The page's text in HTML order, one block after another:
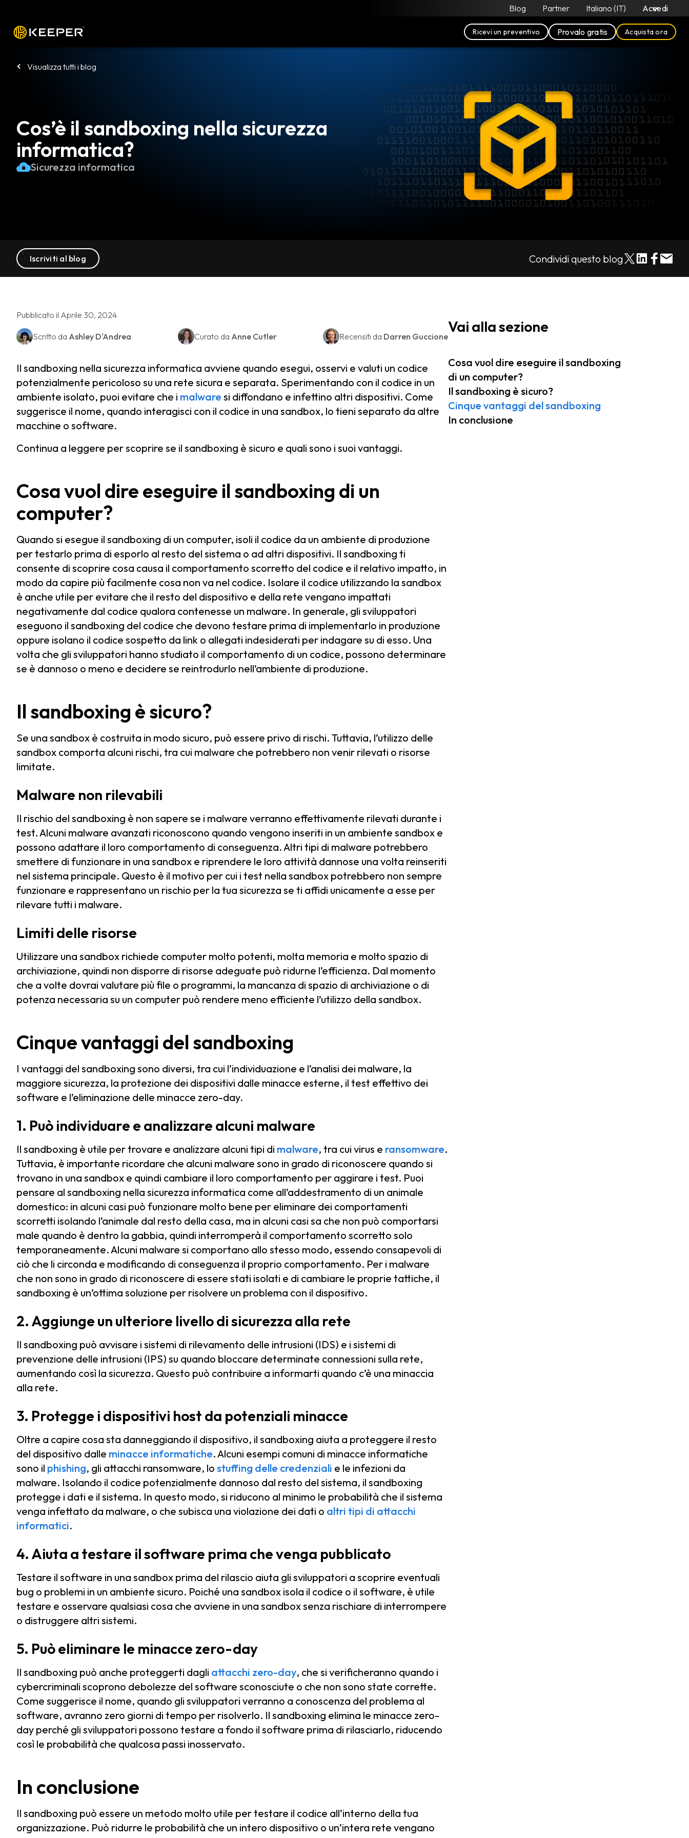
Blog Partner Italiano (IT) Accedi
Ricevi un preventivo Provalo gratis Acquista ora
Visualizza tutti i blog
Cos’è il sandboxing nella sicurezza
informatica?
Sicurezza informatica
Iscriviti al blog Condividi questo blog
Pubblicato il Aprile 30, 2024
Scritto da Ashley D'Andrea Curato da Anne Cutler Recensiti da Darren Guccione
Il sandboxing nella sicurezza informatica avviene quando esegui, osservi e valuti un codice
potenzialmente pericoloso su una rete sicura e separata. Sperimentando con il codice in un
ambiente isolato, puoi evitare che i malware si diffondano e infettino altri dispositivi. Come
suggerisce il nome, quando interagisci con il codice in una sandbox, lo tieni separato da altre
macchine o software.
Continua a leggere per scoprire se il sandboxing è sicuro e quali sono i suoi vantaggi.
Cosa vuol dire eseguire il sandboxing di un
computer?
Quando si esegue il sandboxing di un computer, isoli il codice da un ambiente di produzione
per testarlo prima di esporlo al resto del sistema o ad altri dispositivi. Il sandboxing ti
consente di scoprire cosa causa il comportamento scorretto del codice e il relativo impatto, in
modo da capire più facilmente cosa non va nel codice. Isolare il codice utilizzando la sandbox
è anche utile per evitare che il resto del dispositivo e della rete vengano impattati
negativamente dal codice qualora contenesse un malware. In generale, gli sviluppatori
eseguono il sandboxing del codice che devono testare prima di implementarlo in produzione
oppure isolano il codice sospetto da link o allegati indesiderati per indagare su di esso. Una
volta che gli sviluppatori hanno studiato il comportamento di un codice, possono determinare
se è dannoso o meno e decidere se reintrodurlo nell’ambiente di produzione.
Il sandboxing è sicuro?
Se una sandbox è costruita in modo sicuro, può essere privo di rischi. Tuttavia, l’utilizzo delle
sandbox comporta alcuni rischi, tra cui malware che potrebbero non venir rilevati o risorse
limitate.
Malware non rilevabili
Il rischio del sandboxing è non sapere se i malware verranno effettivamente rilevati durante i
test. Alcuni malware avanzati riconoscono quando vengono inseriti in un ambiente sandbox e
possono adattare il loro comportamento di conseguenza. Altri tipi di malware potrebbero
smettere di funzionare in una sandbox e riprendere le loro attività dannose una volta reinseriti
nel sistema principale. Questo è il motivo per cui i test nella sandbox potrebbero non sempre
funzionare e rappresentano un rischio per la tua sicurezza se ti affidi unicamente a esse per
rilevare tutti i malware.
Limiti delle risorse
Utilizzare una sandbox richiede computer molto potenti, molta memoria e molto spazio di
archiviazione, quindi non disporre di risorse adeguate può ridurne l’efficienza. Dal momento
che a volte dovrai valutare più file o programmi, la mancanza di spazio di archiviazione o di
potenza necessaria su un computer può rendere meno efficiente l’utilizzo della sandbox.
Cinque vantaggi del sandboxing
I vantaggi del sandboxing sono diversi, tra cui l’individuazione e l’analisi dei malware, la
maggiore sicurezza, la protezione dei dispositivi dalle minacce esterne, il test effettivo dei
software e l’eliminazione delle minacce zero-day.
1. Può individuare e analizzare alcuni malware
Il sandboxing è utile per trovare e analizzare alcuni tipi di malware, tra cui virus e ransomware.
Tuttavia, è importante ricordare che alcuni malware sono in grado di riconoscere quando si
trovano in una sandbox e quindi cambiare il loro comportamento per aggirare i test. Puoi
pensare al sandboxing nella sicurezza informatica come all’addestramento di un animale
domestico: in alcuni casi può funzionare molto bene per eliminare dei comportamenti
scorretti isolando l’animale dal resto della casa, ma in alcuni casi sa che non può comportarsi
male quando è dentro la gabbia, quindi interromperà il comportamento scorretto solo
temporaneamente. Alcuni malware si comportano allo stesso modo, essendo consapevoli di
ciò che li circonda e modificando di conseguenza il proprio comportamento. Per i malware
che non sono in grado di riconoscere di essere stati isolati e di cambiare le proprie tattiche, il
sandboxing è un’ottima soluzione per risolvere un problema con il dispositivo.
2. Aggiunge un ulteriore livello di sicurezza alla rete
Il sandboxing può avvisare i sistemi di rilevamento delle intrusioni (IDS) e i sistemi di
prevenzione delle intrusioni (IPS) su quando bloccare determinate connessioni sulla rete,
aumentando così la sicurezza. Questo può contribuire a informarti quando c’è una minaccia
alla rete.
3. Protegge i dispositivi host da potenziali minacce
Oltre a capire cosa sta danneggiando il dispositivo, il sandboxing aiuta a proteggere il resto
del dispositivo dalle minacce informatiche. Alcuni esempi comuni di minacce informatiche
sono il phishing, gli attacchi ransomware, lo stuffing delle credenziali e le infezioni da
malware. Isolando il codice potenzialmente dannoso dal resto del sistema, il sandboxing
protegge i dati e il sistema. In questo modo, si riducono al minimo le probabilità che il sistema
venga infettato da malware, o che subisca una violazione dei dati o altri tipi di attacchi
informatici.
4. Aiuta a testare il software prima che venga pubblicato
Testare il software in una sandbox prima del rilascio aiuta gli sviluppatori a scoprire eventuali
bug o problemi in un ambiente sicuro. Poiché una sandbox isola il codice o il software, è utile
testare e osservare qualsiasi cosa che avviene in una sandbox senza rischiare di interrompere
o distruggere altri sistemi.
5. Può eliminare le minacce zero-day
Il sandboxing può anche proteggerti dagli attacchi zero-day, che si verificheranno quando i
cybercriminali scoprono debolezze del software sconosciute o che non sono state corrette.
Come suggerisce il nome, quando gli sviluppatori verranno a conoscenza del problema al
software, avranno zero giorni di tempo per risolverlo. Il sandboxing elimina le minacce zero-
day perché gli sviluppatori possono testare a fondo il software prima di rilasciarlo, riducendo
così le probabilità che qualcosa passi inosservato.
In conclusione
Il sandboxing può essere un metodo molto utile per testare il codice all’interno della tua
organizzazione. Può ridurre le probabilità che un intero dispositivo o un’intera rete vengano
Vai alla sezione
Cosa vuol dire eseguire il sandboxing
di un computer?
Il sandboxing è sicuro?
Cinque vantaggi del sandboxing
In conclusione